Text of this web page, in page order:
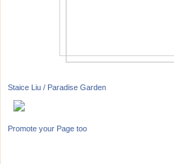
Staice Liu / Paradise Garden
Promote your Page too